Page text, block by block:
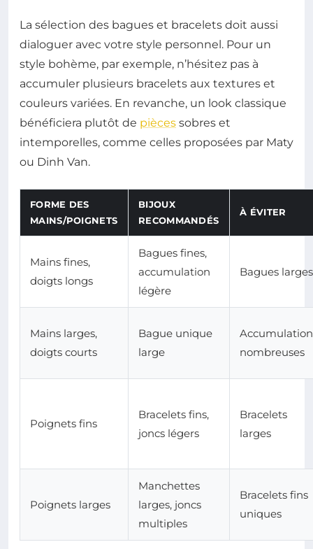
La sélection des bagues et bracelets doit aussi
dialoguer avec votre style personnel. Pour un
style bohème, par exemple, n’hésitez pas à
accumuler plusieurs bracelets aux textures et
couleurs variées. En revanche, un look classique
bénéficiera plutôt de pièces sobres et
intemporelles, comme celles proposées par Maty
ou Dinh Van.
FORME DES
MAINS/POIGNETS
BIJOUX
RECOMMANDÉS
À ÉVITER
Mains fines,
doigts longs
Bagues fines,
accumulation
légère
Bagues larges
Mains larges,
doigts courts
Bague unique
large
nombreuses
Poignets fins
Bracelets fins,
joncs légers
Bracelets
larges
Poignets larges
Manchettes
larges, joncs
multiples
Bracelets fins
uniques